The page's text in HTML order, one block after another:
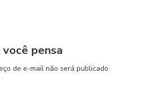
pensa
de e-mail não será publicado.